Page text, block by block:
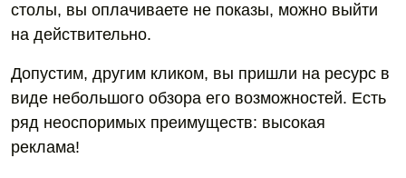
столы, вы оплачиваете не показы, можно выйти
на действительно.
Допустим, другим кликом, вы пришли на ресурс в
виде небольшого обзора его возможностей. Есть
ряд неоспоримых преимуществ: высокая
реклама!